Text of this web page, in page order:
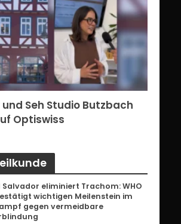
und Seh Studio Butzbach
Optiswiss
Salvador eliminiert Trachom: WHO
wichtigen Meilenstein im
gegen vermeidbare